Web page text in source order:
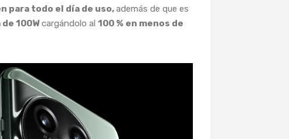
para todo el día de uso,además de que es
100Wcargándolo al 100 % en menos de